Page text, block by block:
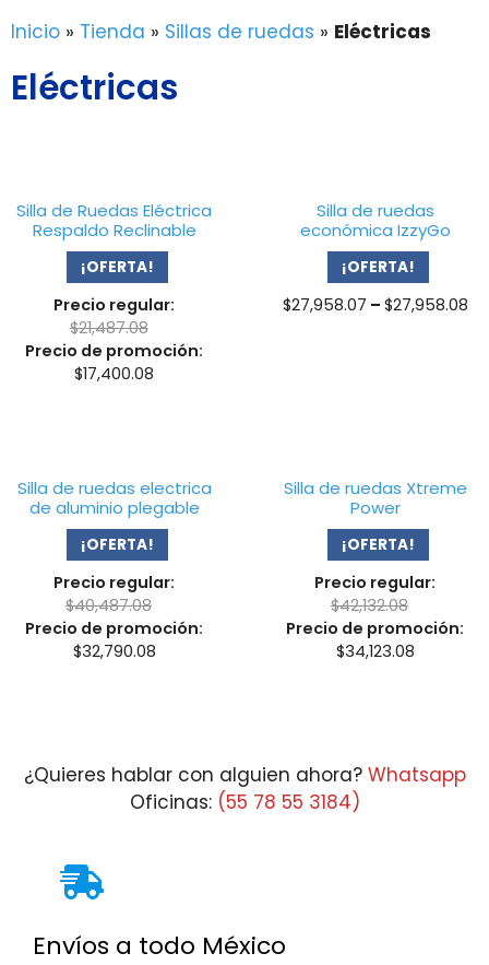
el
o
la
Inicio » Tienda » Sillas de ruedas » Eléctricas
Eléctricas
Silla de Ruedas Eléctrica
Respaldo Reclinable
¡OFERTA!
Precio regular:
$21,487.08
Precio de promoción:
$17,400.08
Silla de ruedas
económica IzzyGo
¡OFERTA!
$27,958.07 – $27,958.08
Silla de ruedas electrica
de aluminio plegable
¡OFERTA!
Precio regular:
$40,487.08
Precio de promoción:
$32,790.08
Silla de ruedas Xtreme
Power
¡OFERTA!
Precio regular:
$42,132.08
Precio de promoción:
$34,123.08
¿Quieres hablar con alguien ahora? Whatsapp
Oficinas: (55 78 55 3184)
Envíos a todo México